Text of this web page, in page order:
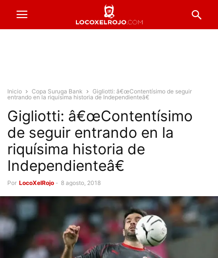
Inicio Copa Suruga Bank
Gigliotti: â€œContentísimo de seguir
entrando en la riquísima historia de Independienteâ€
Gigliotti: â€œContentísimo
de seguir entrando en la
riquísima historia de
Independienteâ€
Por LocoXelRojo - 8 agosto, 2018